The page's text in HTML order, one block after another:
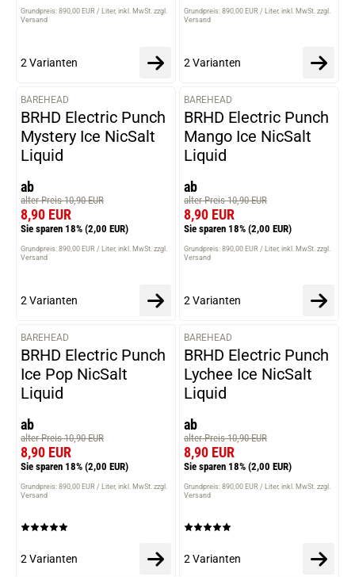
Grundpreis: 890,00 EUR / Liter inkl. MwSt. zzgl.
Versand
2 Varianten
Grundpreis: 890,00 EUR / Liter inkl. MwSt. zzgl.
Versand
2 Varianten
VARIANTEN
BAREHEAD
BRHD Electric Punch
Mystery Ice NicSalt
Liquid
ab
alter Preis 10,90 EUR
8,90 EUR
Sie sparen 18% (2,00 EUR)
Grundpreis: 890,00 EUR / Liter inkl. MwSt. zzgl.
Versand
2 Varianten
VARIANTEN
BAREHEAD
BRHD Electric Punch
Mango Ice NicSalt
Liquid
ab
alter Preis 10,90 EUR
8,90 EUR
Sie sparen 18% (2,00 EUR)
Grundpreis: 890,00 EUR / Liter inkl. MwSt. zzgl.
Versand
2 Varianten
VARIANTEN
BAREHEAD
BRHD Electric Punch
Ice Pop NicSalt
Liquid
ab
alter Preis 10,90 EUR
8,90 EUR
Sie sparen 18% (2,00 EUR)
Grundpreis: 890,00 EUR / Liter inkl. MwSt. zzgl.
Versand
2 Varianten
VARIANTEN
BAREHEAD
BRHD Electric Punch
Lychee Ice NicSalt
Liquid
ab
alter Preis 10,90 EUR
8,90 EUR
Sie sparen 18% (2,00 EUR)
Grundpreis: 890,00 EUR / Liter inkl. MwSt. zzgl.
Versand
2 Varianten